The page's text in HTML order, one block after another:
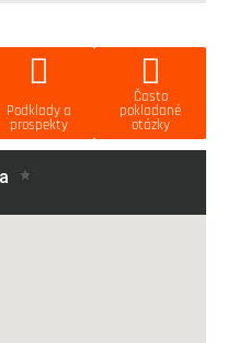
Podklady a
prospekty
Často
pokladané
otázky